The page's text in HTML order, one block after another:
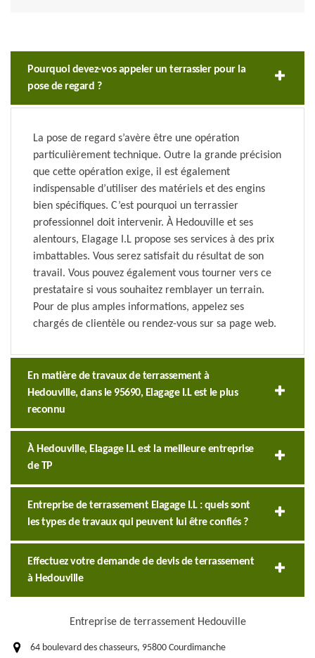
Pourquoi devez-vos appeler un terrassier pour la
pose de regard ?
La pose de regard s’avère être une opération
particulièrement technique. Outre la grande précision
que cette opération exige, il est également
indispensable d’utiliser des matériels et des engins
bien spécifiques. C’est pourquoi un terrassier
professionnel doit intervenir. À Hedouville et ses
alentours, Elagage I.L propose ses services à des prix
imbattables. Vous serez satisfait du résultat de son
travail. Vous pouvez également vous tourner vers ce
prestataire si vous souhaitez remblayer un terrain.
Pour de plus amples informations, appelez ses
chargés de clientèle ou rendez-vous sur sa page web.
En matière de travaux de terrassement à
Hedouville, dans le 95690, Elagage I.L est le plus
reconnu
À Hedouville, Elagage I.L est la meilleure entreprise
de TP
Entreprise de terrassement Elagage I.L : quels sont
les types de travaux qui peuvent lui être confiés ?
Effectuez votre demande de devis de terrassement
à Hedouville
Entreprise de terrassement Hedouville
64 boulevard des chasseurs, 95800 Courdimanche